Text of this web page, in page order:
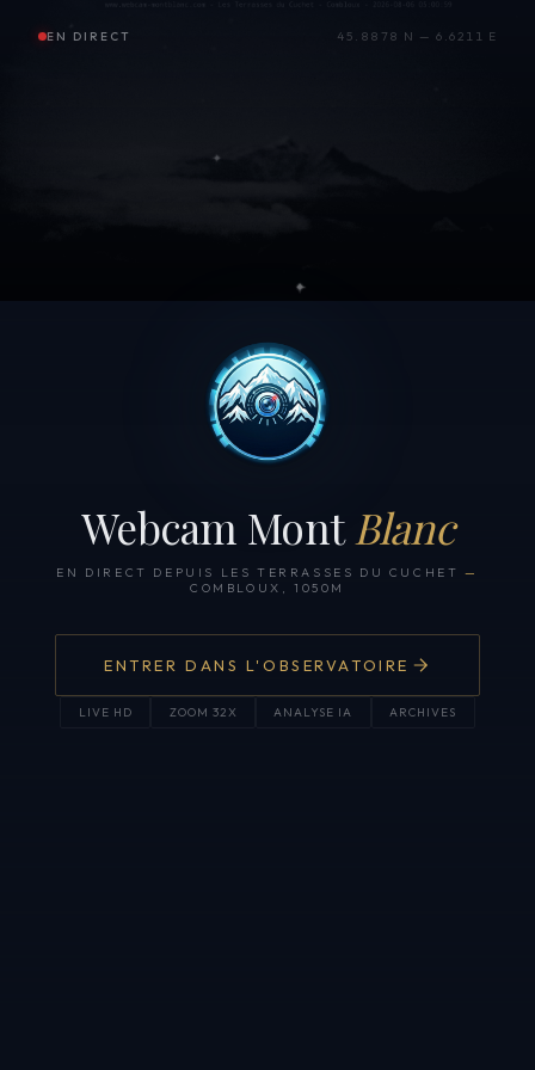
EN DIRECT 45.8878 N — 6.6211 E
Webcam Mont Blanc
EN DIRECT DEPUIS LES TERRASSES DU CUCHET —
COMBLOUX, 1050M
ENTRER DANS L'OBSERVATOIRE
LIVE HD ZOOM 32X ANALYSE IA ARCHIVES